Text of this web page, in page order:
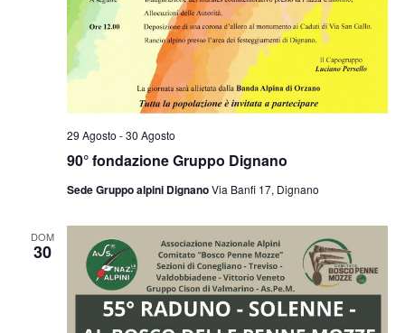
90° fondazione Gruppo Dignano
29 Agosto -30 Agosto
Sede Gruppo alpini DignanoVia Banfi 17, Dignano
DOM
30